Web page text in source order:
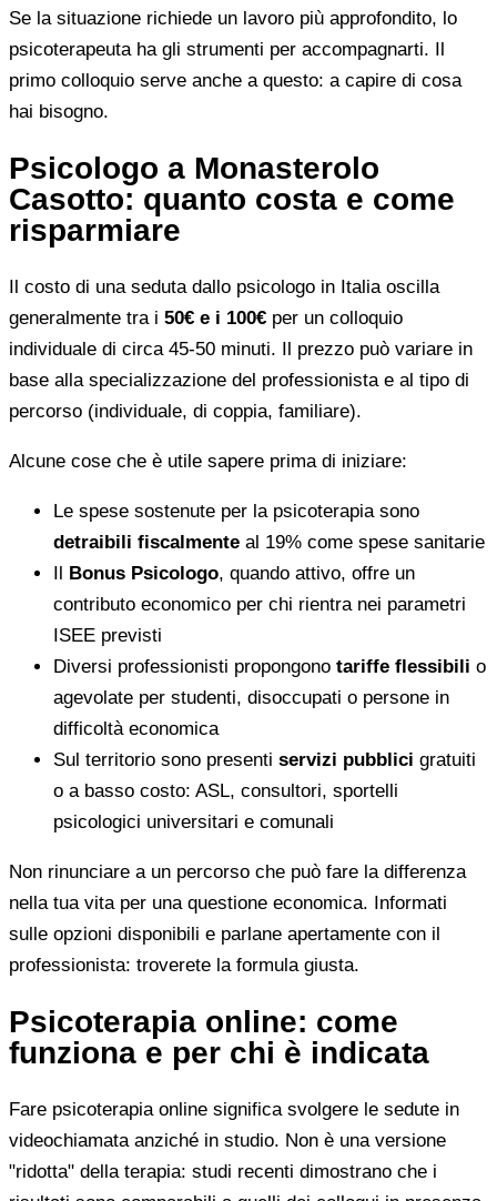
Se la situazione richiede un lavoro più approfondito, lo
psicoterapeuta ha gli strumenti per accompagnarti. Il
primo colloquio serve anche a questo: a capire di cosa
hai bisogno.
Psicologo a Monasterolo
Casotto: quanto costa e come
risparmiare
Il costo di una seduta dallo psicologo in Italia oscilla
generalmente tra i 50€ e i 100€ per un colloquio
individuale di circa 45-50 minuti. Il prezzo può variare in
base alla specializzazione del professionista e al tipo di
percorso (individuale, di coppia, familiare).
Alcune cose che è utile sapere prima di iniziare:
Le spese sostenute per la psicoterapia sono
detraibili fiscalmente al 19% come spese sanitarie
Il Bonus Psicologo, quando attivo, offre un
contributo economico per chi rientra nei parametri
ISEE previsti
Diversi professionisti propongono tariffe flessibili o
agevolate per studenti, disoccupati o persone in
difficoltà economica
Sul territorio sono presenti servizi pubblici gratuiti
o a basso costo: ASL, consultori, sportelli
psicologici universitari e comunali
Non rinunciare a un percorso che può fare la differenza
nella tua vita per una questione economica. Informati
sulle opzioni disponibili e parlane apertamente con il
professionista: troverete la formula giusta.
Psicoterapia online: come
funziona e per chi è indicata
Fare psicoterapia online significa svolgere le sedute in
videochiamata anziché in studio. Non è una versione
"ridotta" della terapia: studi recenti dimostrano che i